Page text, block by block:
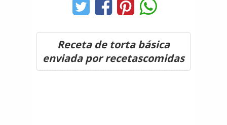
Receta de torta básica
enviada por recetascomidas